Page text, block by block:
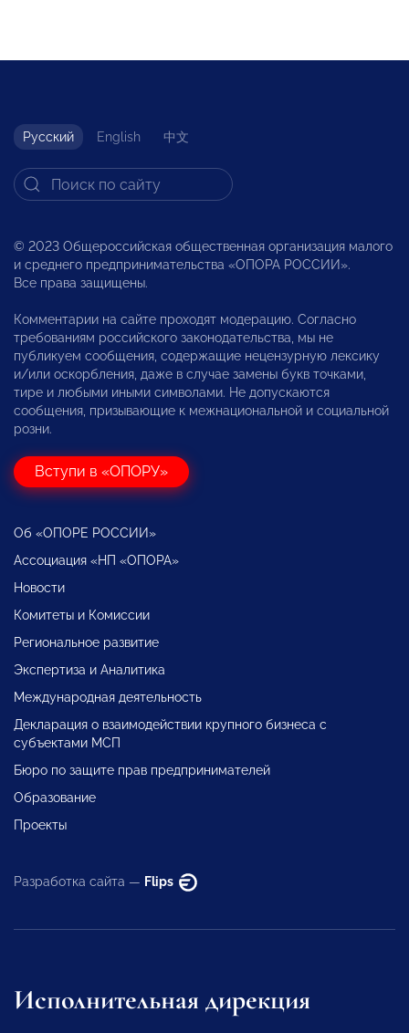
Русский English 中文
© 2023 Общероссийская общественная организация малого
и среднего предпринимательства «ОПОРА РОССИИ».
Все права защищены.
Комментарии на сайте проходят модерацию. Согласно
требованиям российского законодательства, мы не
публикуем сообщения, содержащие нецензурную лексику
и/или оскорбления, даже в случае замены букв точками,
тире и любыми иными символами. Не допускаются
сообщения, призывающие к межнациональной и социальной
розни.
Вступи в «ОПОРУ»
Об «ОПОРЕ РОССИИ»
Ассоциация «НП «ОПОРА»
Новости
Комитеты и Комиссии
Региональное развитие
Экспертиза и Аналитика
Международная деятельность
Декларация о взаимодействии крупного бизнеса с
субъектами МСП
Бюро по защите прав предпринимателей
Образование
Проекты
Разработка сайта — Flips
Исполнительная дирекция